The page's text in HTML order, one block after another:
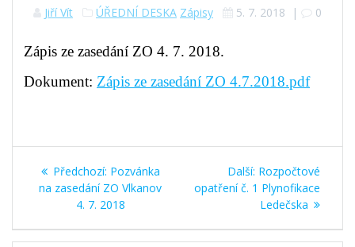
Jiří Vít ÚŘEDNÍ DESKA Zápisy 5. 7. 2018 | 0
Zápis ze zasedání ZO 4. 7. 2018.
Dokument: Zápis ze zasedání ZO 4.7.2018.pdf
Navigace
pro
příspěvek
Předchozí: Předchozí
příspěvek:
Pozvánka
na zasedání ZO Vlkanov
4. 7. 2018
Další: Další
příspěvek:
Rozpočtové
opatření č. 1 Plynofikace
Ledečska